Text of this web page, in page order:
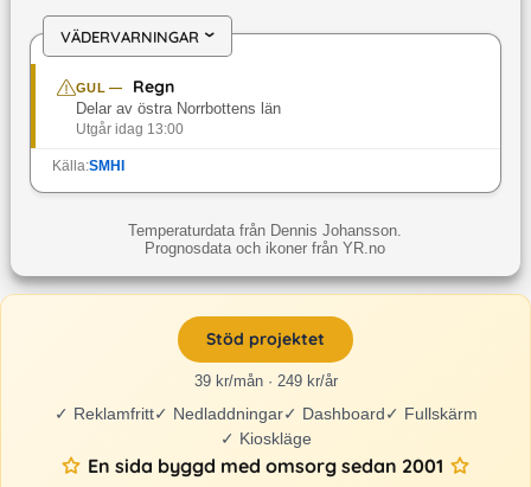
VÄDERVARNINGAR›
GUL— Regn
Delar av östra Norrbottens län
Utgår idag 13:00
Källa:SMHI
Temperaturdata från Dennis Johansson.
Prognosdata och ikoner från YR.no
Stöd projektet
39 kr/mån · 249 kr/år
✓ Reklamfritt✓ Nedladdningar✓ Dashboard✓ Fullskärm
✓ Kioskläge
En sida byggd med omsorg sedan 2001